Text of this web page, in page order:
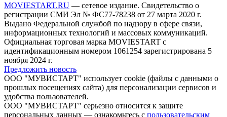
MOVIESTART.RU — сетевое издание. Свидетельство о
регистрации СМИ Эл № ФС77-78238 от 27 марта 2020 г.
Выдано Федеральной службой по надзору в сфере связи,
информационных технологий и массовых коммуникаций.
Официальная торговая марка MOVIESTART с
идентификационным номером 1061254 зарегистрирована 5
ноября 2024 г.
Предложить новость
ООО "МУВИСТАРТ" использует cookie (файлы с данными о
прошлых посещениях сайта) для персонализации сервисов и
удобства пользователей.
ООО "МУВИСТАРТ" серьезно относится к защите
персональных данных — ознакомьтесь с пользовательским